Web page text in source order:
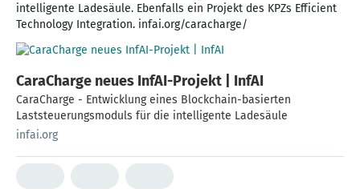
intelligente Ladesäule. Ebenfalls ein Projekt des KPZs Efficient
Technology Integration. infai.org/caracharge/
CaraCharge neues InfAI-Projekt | InfAI
CaraCharge - Entwicklung eines Blockchain-basierten
Laststeuerungsmoduls für die intelligente Ladesäule
infai.org